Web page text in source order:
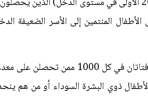
وبالطبع، ليس الدخل هو العامل الرئيسي
أيضا، فالأطفال ذوي البشرة السوداء أو